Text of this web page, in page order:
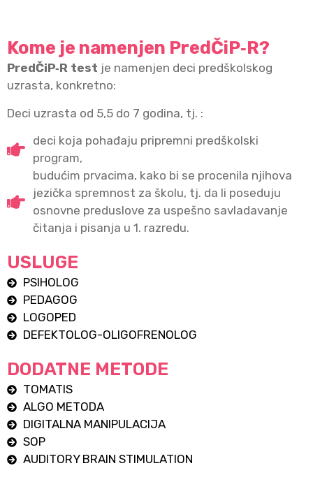
Kome je namenjen PredČiP‑R?
PredČiP‑R test je namenjen deci predškolskog
uzrasta, konkretno:
Deci uzrasta od 5,5 do 7 godina, tj. :
deci koja pohađaju pripremni predškolski
program,
budućim prvacima, kako bi se procenila njihova
jezička spremnost za školu, tj. da li poseduju
osnovne preduslove za uspešno savladavanje
čitanja i pisanja u 1. razredu.
USLUGE
PSIHOLOG
PEDAGOG
LOGOPED
DEFEKTOLOG-OLIGOFRENOLOG
DODATNE METODE
TOMATIS
ALGO METODA
DIGITALNA MANIPULACIJA
SOP
AUDITORY BRAIN STIMULATION